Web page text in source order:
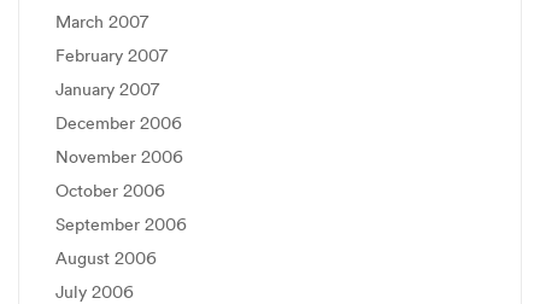
March 2007
February 2007
January 2007
December 2006
November 2006
October 2006
September 2006
August 2006
July 2006